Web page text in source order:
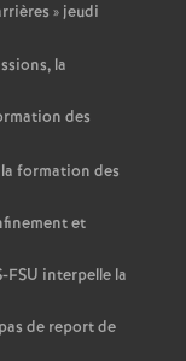
» jeudi
la
des
formation des
et
FSU interpelle la
de report de